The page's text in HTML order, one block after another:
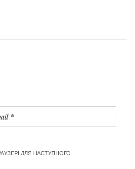
ДЛЯ НАСТУПНОГО